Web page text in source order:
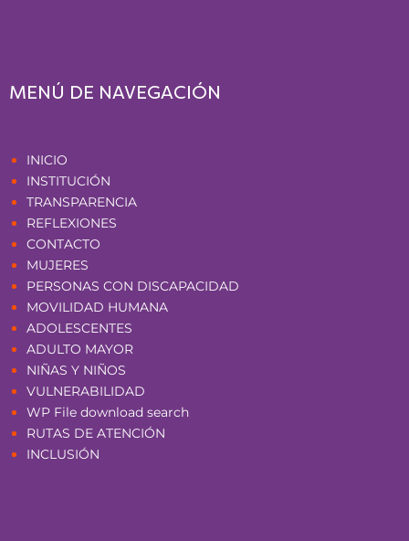
MENÚ DE NAVEGACIÓN
INICIO
INSTITUCIÓN
TRANSPARENCIA
REFLEXIONES
CONTACTO
MUJERES
PERSONAS CON DISCAPACIDAD
MOVILIDAD HUMANA
ADOLESCENTES
ADULTO MAYOR
NIÑAS Y NIÑOS
VULNERABILIDAD
WP File download search
RUTAS DE ATENCIÓN
INCLUSIÓN